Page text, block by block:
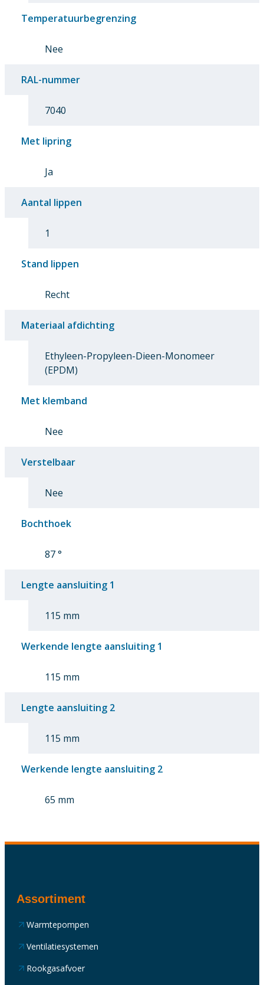
Temperatuurbegrenzing
Nee
RAL-nummer
7040
Met lipring
Ja
Aantal lippen
1
Stand lippen
Recht
Materiaal afdichting
Ethyleen-Propyleen-Dieen-Monomeer
(EPDM)
Met klemband
Nee
Verstelbaar
Nee
Bochthoek
87 °
Lengte aansluiting 1
115 mm
Werkende lengte aansluiting 1
115 mm
Lengte aansluiting 2
115 mm
Werkende lengte aansluiting 2
65 mm
Assortiment
Warmtepompen
Ventilatiesystemen
Rookgasafvoer